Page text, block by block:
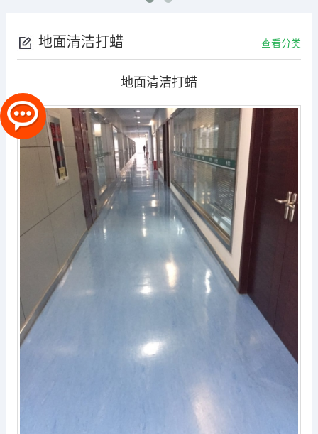
地面清洁打蜡 查看分类
地面清洁打蜡